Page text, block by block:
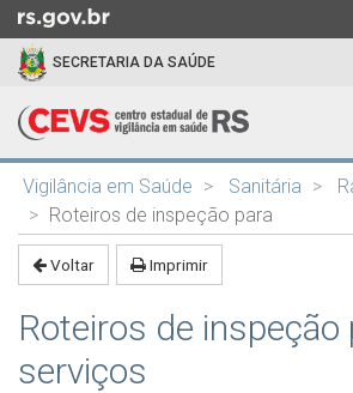
para
para
menu
para
busca
SECRETARIA DA SAÚDE
Início
conteúdo
Vigilância em Saúde Sanitária
Roteiros de inspeção para
Voltar Imprimir
Roteiros de inspeção
serviços